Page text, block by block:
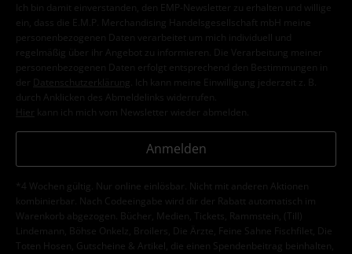
Ich bin damit einverstanden, den EMP-Newsletter zu erhalten und willige
ein, dass die E.M.P. Merchandising Handelsgesellschaft mbH meine
personenbezogenen Daten verarbeitet um mich individuell und
regelmäßig über ihr Angebot zu informieren. Die Verarbeitung meiner
personenbezogenen Daten erfolgt entsprechend den Bestimmungen in
der
Datenschutzerklärung
. Ich kann meine Einwilligung jederzeit z. B.
durch Anklicken des Abmeldelinks widerrufen.
Hier kann ich mich vom Newsletter wieder abmelden.
Anmelden
*4 Wochen gültig. Nur online einlösbar. Nicht mit anderen Aktionen
kombinierbar. Nach Codeeingabe wird dir der Rabatt automatisch im
Warenkorb abgezogen. Bücher, Medien, Tickets, Rammstein, (Till)
Lindemann, Böhse Onkelz, Broilers, Die Ärzte, Feine Sahne Fischfilet, Die
Toten Hosen, Gutscheine & Artikel, die einen Spendenbeitrag beinhalten,